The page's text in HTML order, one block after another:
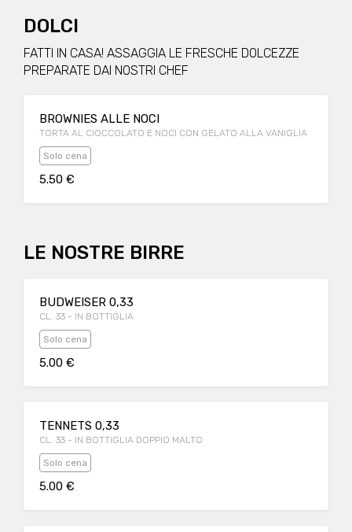
DOLCI
FATTI IN CASA! ASSAGGIA LE FRESCHE DOLCEZZE
PREPARATE DAI NOSTRI CHEF
BROWNIES ALLE NOCI
TORTA AL CIOCCOLATO E NOCI CON GELATO ALLA VANIGLIA
Solo cena
5.50 €
LE NOSTRE BIRRE
BUDWEISER 0,33
CL. 33 - IN BOTTIGLIA
Solo cena
5.00 €
TENNETS 0,33
CL. 33 - IN BOTTIGLIA DOPPIO MALTO
Solo cena
5.00 €